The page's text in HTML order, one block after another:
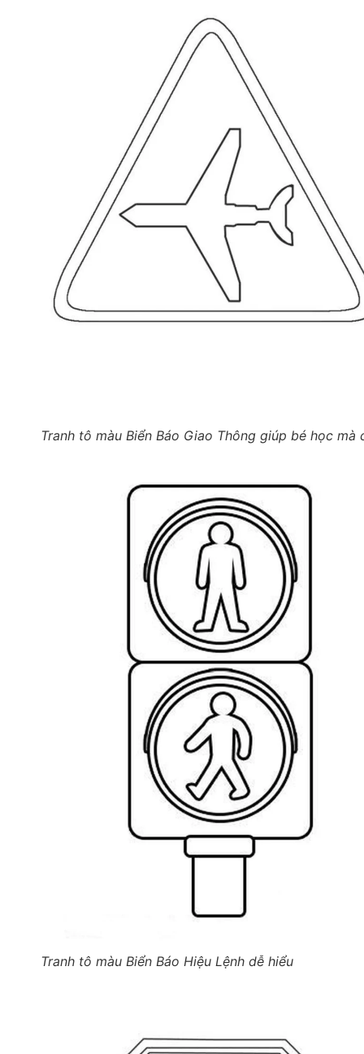
Tranh tô màu Biển Báo Giao Thông giúp bé học mà
Tranh tô màu Biển Báo Hiệu Lệnh dễ hiểu